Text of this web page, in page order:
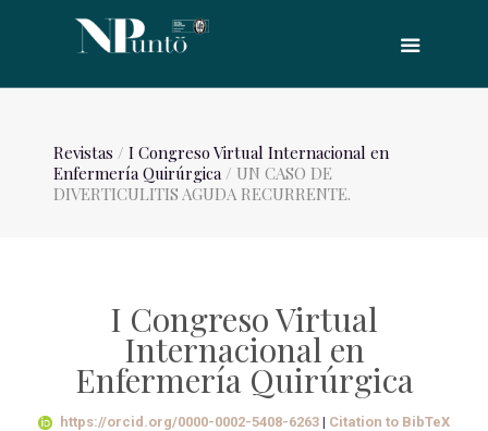
Revistas / I Congreso Virtual Internacional en
Enfermería Quirúrgica/ UN CASO DE
DIVERTICULITIS AGUDA RECURRENTE.
I Congreso Virtual
Internacional en
Enfermería Quirúrgica
https://orcid.org/0000-0002-5408-6263| Citation to BibTeX